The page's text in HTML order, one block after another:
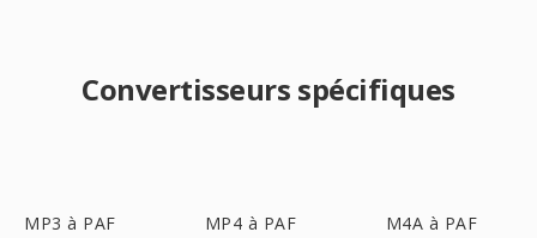
Convertisseurs spécifiques
MP3 à PAF MP4 à PAF M4A à PAF